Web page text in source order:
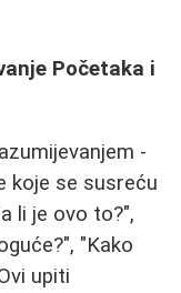
Početaka i
-
koje se susreću
li je ovo to?",
"Kako
upiti